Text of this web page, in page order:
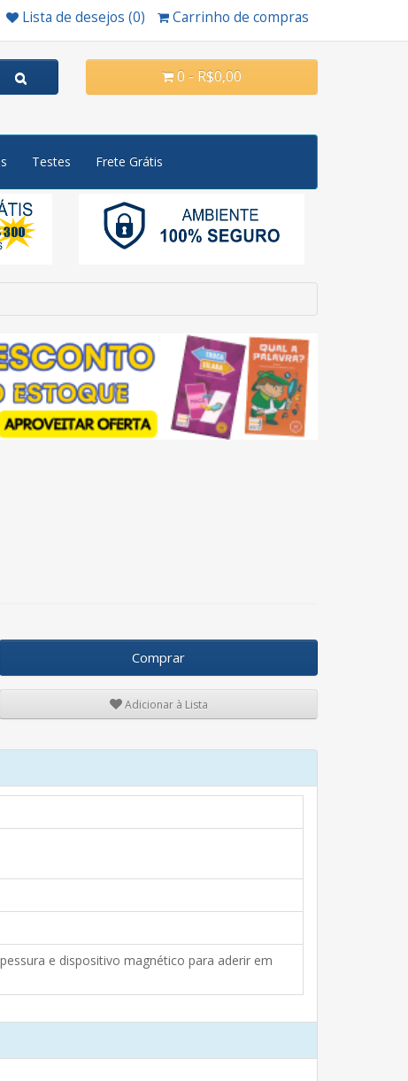
Lista de desejos (0) Carrinho de compras
0 - R$0,00
Testes Frete Grátis
Comprar
Adicionar à Lista
e dispositivo magnético para aderir em